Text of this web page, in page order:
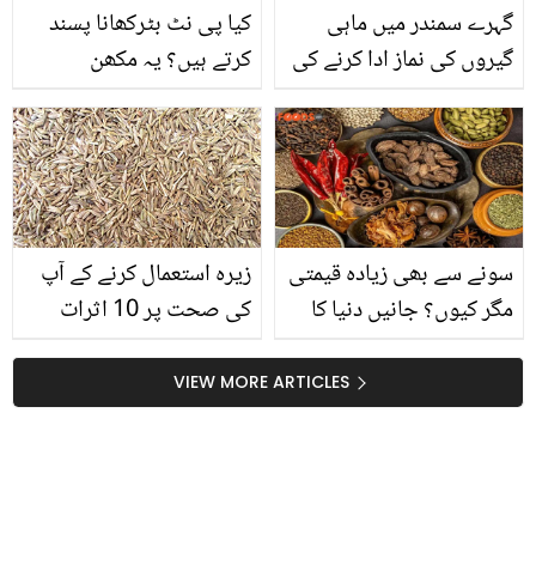
کیا پی نٹ بٹرکھانا پسند
کرتے ہیں؟ یہ مکھن
استعمال کرنے والے جان لیں
کہ یہ آپ کے لئے فائدہ مند
ہے یا نقصان دہ؟
گہرے سمندر میں ماہی
گیروں کی نماز ادا کرنے کی
دل چھو لینے والی ایمان
افروز ویڈیو وائرل
زیرہ استعمال کرنے کے آپ
کی صحت پر 10 اثرات
سونے سے بھی زیادہ قیمتی
مگر کیوں؟ جانیں دنیا کا
مہنگا ترین مصالحہ کون سا
ہے اور اس کے بارے میں
کچھ دلچسپ حقائق
VIEW MORE ARTICLES